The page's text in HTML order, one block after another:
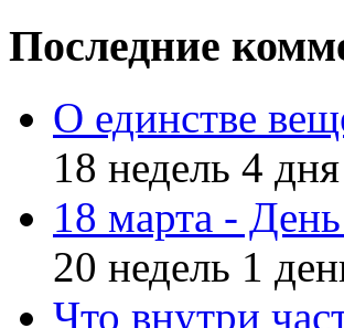
Последние
О единстве
18 недель 4
18 марта -
20 недель 1
Что внутри